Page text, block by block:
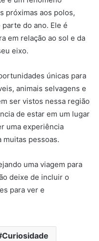
próximas aos polos,
do ano. Ele é
em relação ao sol e da
eixo.
únicas para
animais selvagens e
ser vistos nessa região
de estar em um lugar
uma experiência
pessoas.
uma viagem para
deixe de incluir o
para ver e
Curiosidade